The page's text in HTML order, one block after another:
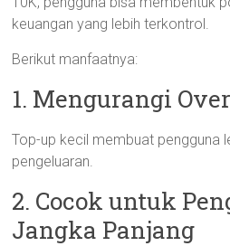
keuangan yang lebih terkontrol.
Berikut manfaatnya:
1. Mengurangi
Top-up kecil membuat pengguna
pengeluaran.
2. Cocok untuk
Jangka Panjang